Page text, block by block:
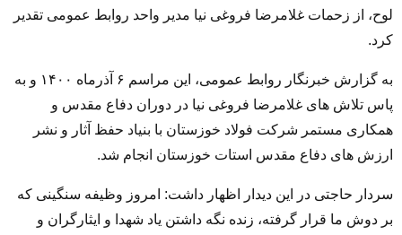
لوح، از زحمات غلامرضا فروغی نیا مدیر واحد روابط عمومی تقدیر
کرد.
به گزارش خبرنگار روابط عمومی، این مراسم ۶ آذرماه ۱۴۰۰ و به
پاس تلاش های غلامرضا فروغی نیا در دوران دفاع مقدس و
همکاری مستمر شرکت فولاد خوزستان با بنیاد حفظ آثار و نشر
ارزش های دفاع مقدس استات خوزستان انجام شد.
سردار حاجتی در این دیدار اظهار داشت: امروز وظیفه سنگینی که
بر دوش ما قرار گرفته، زنده نگه داشتن یاد شهدا و ایثارگران و